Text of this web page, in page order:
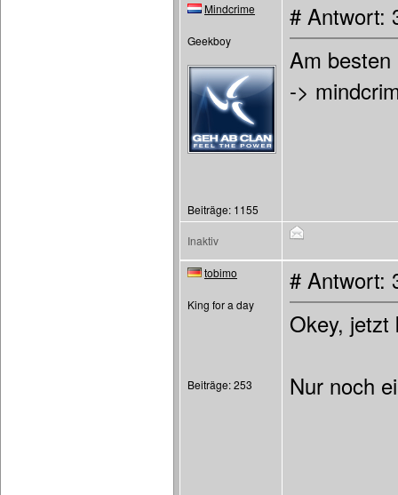
Mindcrime
Geekboy
Beiträge: 1155
# Antwort:
Am besten
->
Inaktiv
tobimo
King for a day
Beiträge: 253
# Antwort:
Okey, jetzt
Nur noch